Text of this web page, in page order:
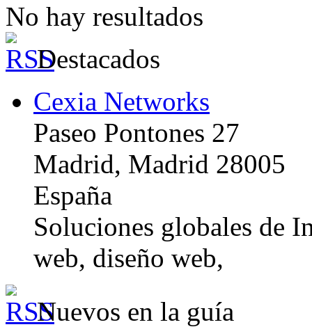
No hay resultados
Destacados
Cexia Networks
Paseo Pontones 27
Madrid, Madrid 28005
España
Soluciones globales de
web, diseño web,
Nuevos en la guía